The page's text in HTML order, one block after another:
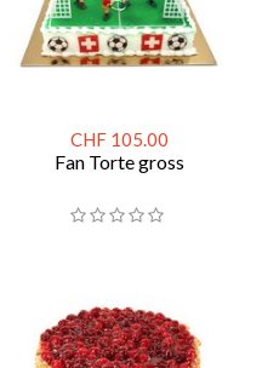
CHF 105.00
Fan Torte gross